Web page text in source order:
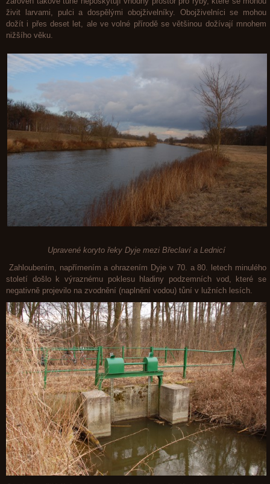
živit larvami, pulci a dospělými obojživelníky. Obojživelníci se mohou
dožít i přes deset let, ale ve volné přírodě se většinou dožívají mnohem
nižšího věku.
Upravené koryto řeky Dyje mezi Břeclaví a Lednicí
Zahloubením, napřímením a ohrazením Dyje v 70. a 80. letech minulého
století došlo k výraznému poklesu hladiny podzemních vod, které se
negativně projevilo na zvodnění (naplnění vodou) tůní v lužních lesích.